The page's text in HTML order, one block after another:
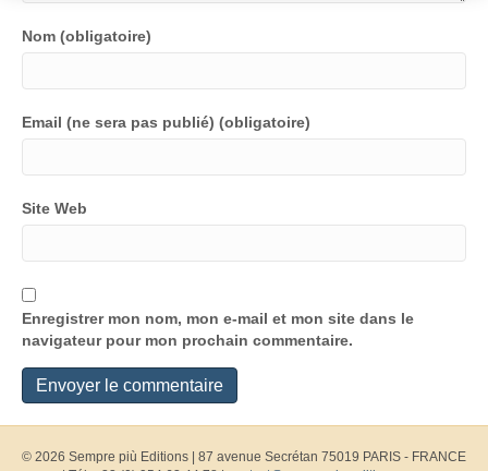
Nom (obligatoire)
Email (ne sera pas publié) (obligatoire)
Site Web
Enregistrer mon nom, mon e-mail et mon site dans le
navigateur pour mon prochain commentaire.
© 2026 Sempre più Editions
87 avenue Secrétan 75019 PARIS - FRANCE